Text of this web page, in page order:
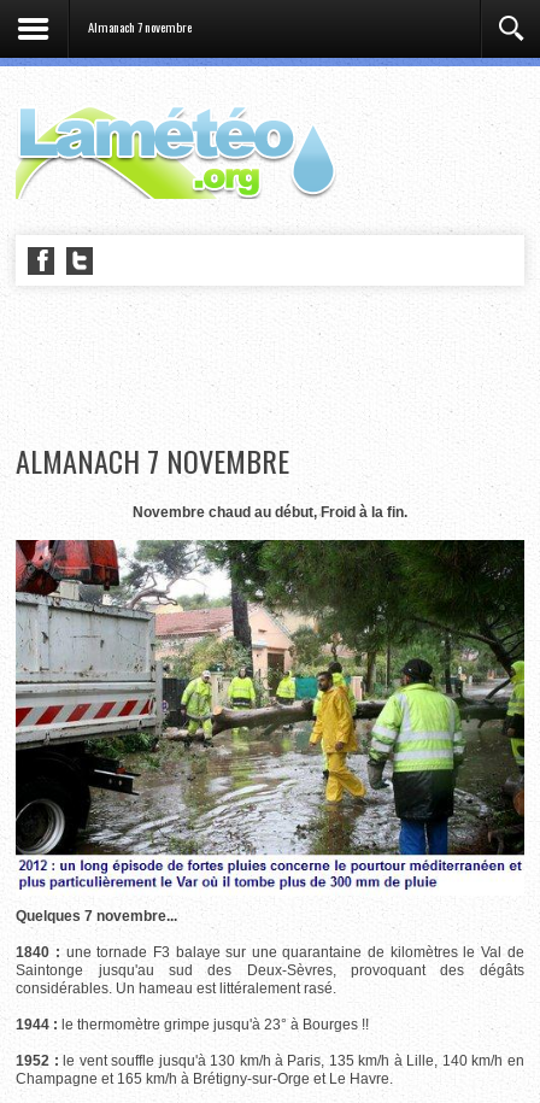
Almanach 7 novembre
ALMANACH 7 NOVEMBRE
Novembre chaud au début, Froid à la fin.
Quelques 7 novembre...
1840 : une tornade F3 balaye sur une quarantaine de kilomètres le Val de
Saintonge jusqu'au sud des Deux-Sèvres, provoquant des dégâts
considérables. Un hameau est littéralement rasé.
1944 : le thermomètre grimpe jusqu'à 23° à Bourges !!
1952 : le vent souffle jusqu'à 130 km/h à Paris, 135 km/h à Lille, 140 km/h en
Champagne et 165 km/h à Brétigny-sur-Orge et Le Havre.